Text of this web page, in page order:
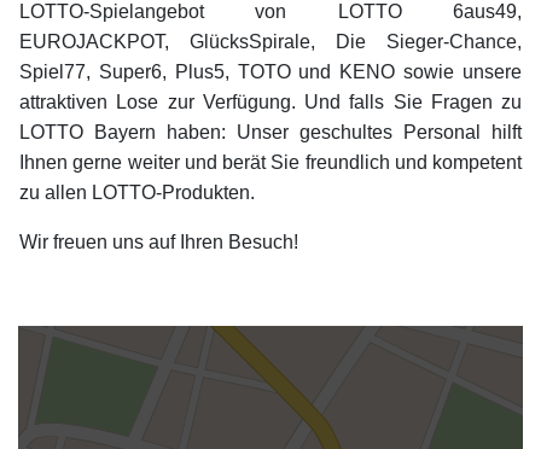
LOTTO-Spielangebot von LOTTO 6aus49,
EUROJACKPOT, GlücksSpirale, Die Sieger-Chance,
Spiel77, Super6, Plus5, TOTO und KENO sowie unsere
attraktiven Lose zur Verfügung. Und falls Sie Fragen zu
LOTTO Bayern haben: Unser geschultes Personal hilft
Ihnen gerne weiter und berät Sie freundlich und kompetent
zu allen LOTTO-Produkten.
Wir freuen uns auf Ihren Besuch!